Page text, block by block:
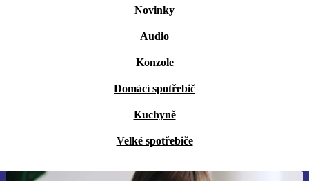
Novinky
Audio
Konzole
Domácí spotřebič
Kuchyně
Velké spotřebiče